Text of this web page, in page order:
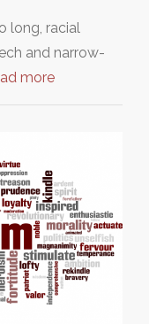
long, racial
and narrow-
more